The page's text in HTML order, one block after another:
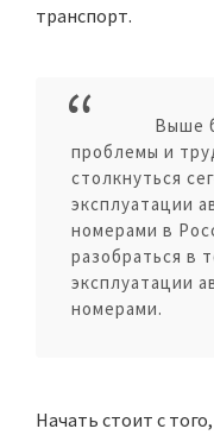
транспорт.
Выше
проблемы и
столкнуться
эксплуатации
номерами в
разобраться в
эксплуатации
номерами.
Начать стоит с